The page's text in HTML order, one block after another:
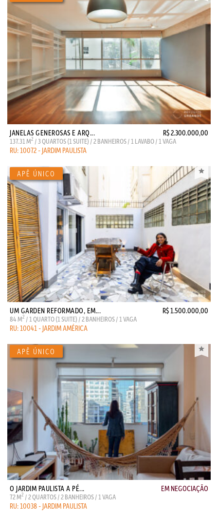
JANELAS GENEROSAS E ARQ... R$ 2.300.000,00
137.31 M2 / 3 QUARTOS (1 SUITE) / 2 BANHEIROS / 1 LAVABO / 1 VAGA
RU: 10072 - JARDIM PAULISTA
UM GARDEN REFORMADO, EM... R$ 1.500.000,00
84 M2 / 1 QUARTO (1 SUITE) / 2 BANHEIROS / 1 VAGA
RU: 10041 - JARDIM AMÉRICA
O JARDIM PAULISTA A PÉ... EM NEGOCIAÇÃO
72 M2 / 2 QUARTOS / 2 BANHEIROS / 1 VAGA
RU: 10038 - JARDIM PAULISTA